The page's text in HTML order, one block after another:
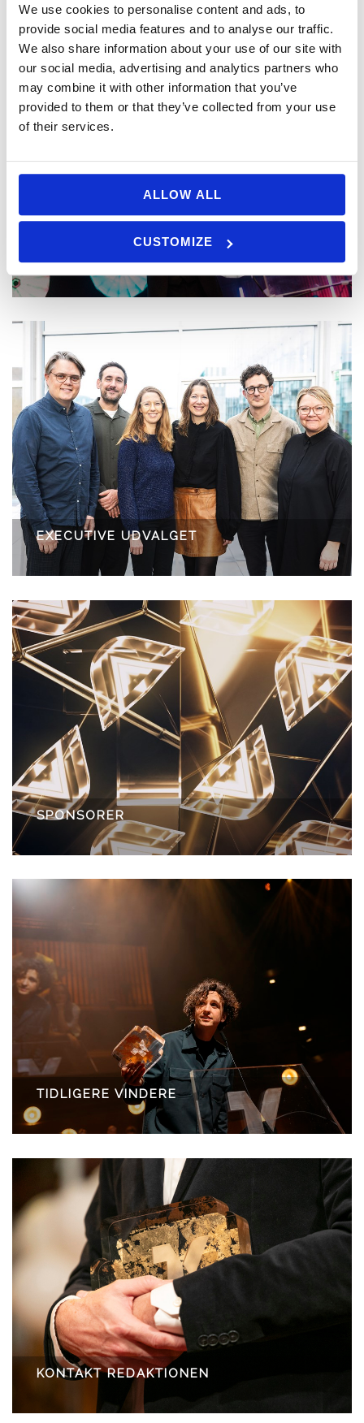
We use cookies to personalise content and ads, to
provide social media features and to analyse our traffic.
We also share information about your use of our site with
our social media, advertising and analytics partners who
may combine it with other information that you’ve
provided to them or that they’ve collected from your use
of their services.
ALLOW ALL
CUSTOMIZE
EXECUTIVE UDVALGET
SPONSORER
TIDLIGERE VINDERE
KONTAKT REDAKTIONEN